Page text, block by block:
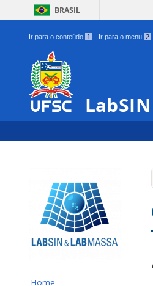
BRASIL
Ir para o conteúdo 1 Ir para o menu 2
Home